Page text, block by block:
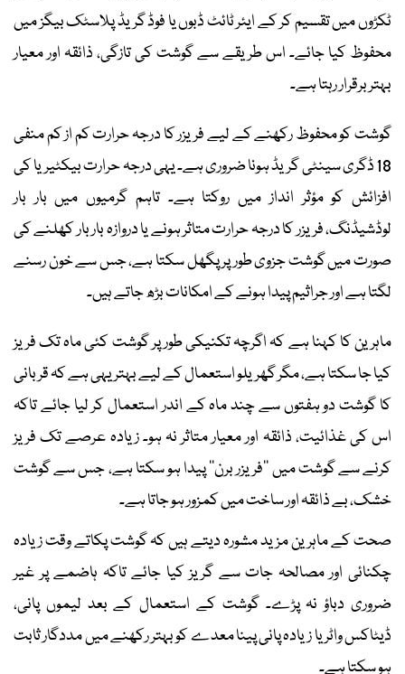
ٹکڑوں میں تقسیم کر کے ایئر ٹائٹ ڈبوں یا فوڈ گریڈ پلاسٹک بیگز میں
محفوظ کیا جائے۔ اس طریقے سے گوشت کی تازگی، ذائقہ اور معیار
بہتر برقرار رہتا ہے۔
گوشت کو محفوظ رکھنے کے لیے فریزر کا درجہ حرارت کم از کم منفی
18 ڈگری سینٹی گریڈ ہونا ضروری ہے۔ یہی درجہ حرارت بیکٹیریا کی
افزائش کو مؤثر انداز میں روکتا ہے۔ تاہم گرمیوں میں بار بار
لوڈشیڈنگ، فریزر کا درجہ حرارت متاثر ہونے یا دروازہ بار بار کھلنے کی
صورت میں گوشت جزوی طور پر پگھل سکتا ہے، جس سے خون رسنے
لگتا ہے اور جراثیم پیدا ہونے کے امکانات بڑھ جاتے ہیں۔
ماہرین کا کہنا ہے کہ اگرچہ تکنیکی طور پر گوشت کئی ماہ تک فریز
کیا جا سکتا ہے، مگر گھریلو استعمال کے لیے بہتر یہی ہے کہ قربانی
کا گوشت دو ہفتوں سے چند ماہ کے اندر استعمال کر لیا جائے تاکہ
اس کی غذائیت، ذائقہ اور معیار متاثر نہ ہو۔ زیادہ عرصے تک فریز
کرنے سے گوشت میں ’’فریزر برن‘‘ پیدا ہو سکتا ہے، جس سے گوشت
خشک، بے ذائقہ اور ساخت میں کمزور ہو جاتا ہے۔
صحت کے ماہرین مزید مشورہ دیتے ہیں کہ گوشت پکاتے وقت زیادہ
چکنائی اور مصالحہ جات سے گریز کیا جائے تاکہ ہاضمے پر غیر
ضروری دباؤ نہ پڑے۔ گوشت کے استعمال کے بعد لیموں پانی،
ڈیٹاکس واٹر یا زیادہ پانی پینا معدے کو بہتر رکھنے میں مددگار ثابت
ہو سکتا ہے۔